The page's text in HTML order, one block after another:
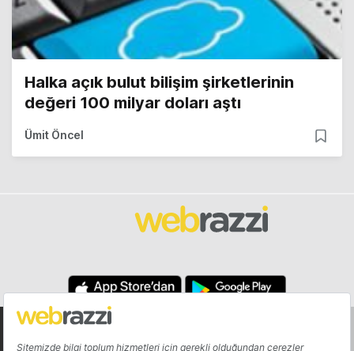
Halka açık bulut bilişim şirketlerinin
değeri 100 milyar doları aştı
Ümit Öncel